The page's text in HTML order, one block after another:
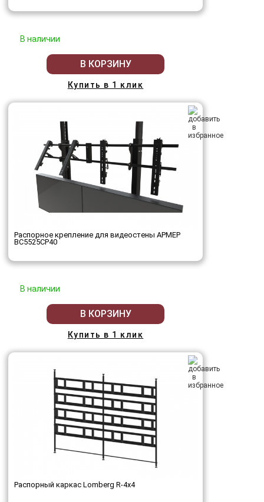
В наличии
В КОРЗИНУ
Купить в 1 клик
Распорное крепление для видеостены АРМЕР
ВС5525СР40
В наличии
В КОРЗИНУ
Купить в 1 клик
Распорный каркас Lomberg R-4х4